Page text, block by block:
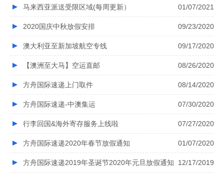
马来西亚派送受限区域(每周更新） 01/07/2021
2020国庆中秋放假安排 09/23/2020
澳大利亚至新加坡航空专线 09/17/2020
【澳洲至大马】空运直邮 08/26/2020
方舟国际速递上门取件 08/14/2020
方舟国际速递-中澳集运 07/30/2020
行李回国&海外寄存服务上线啦 07/27/2020
方舟国际速递2020年春节放假通知 01/07/2020
方舟国际速递2019年圣诞节2020年元旦放假通知 12/17/2019